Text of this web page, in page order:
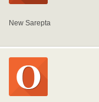
New Sarepta